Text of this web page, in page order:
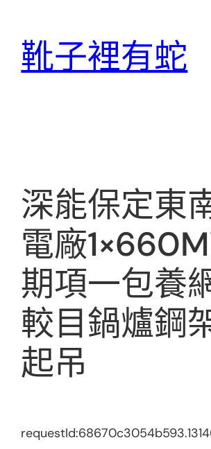
靴子裡有蛇
深能保定東
電廠
期項一包養
較目鍋爐鋼
起吊